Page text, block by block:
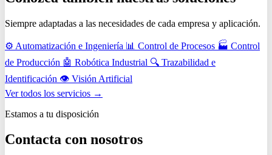
Siempre adaptadas a las necesidades de cada empresa y aplicación.
⚙️ Automatización e Ingeniería 📊 Control de Procesos 🏭 Control
de Producción 🤖 Robótica Industrial 🔍 Trazabilidad e
Identificación 👁️ Visión Artificial
Ver todos los servicios →
Estamos a tu disposición
Contacta con nosotros